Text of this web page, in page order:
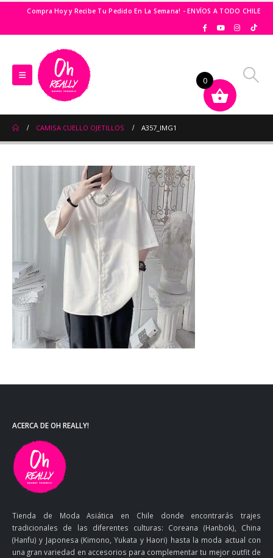
Compra Hoy y Recibe Tu Pedido En La Semana! - ENVÍOS A TODO CHILE
CAMISA CUELLO OJETILLOS A357_IMG1
ACERCA DE OH REALLY!
Tienda de Moda Asiática en Chile donde encontrarás trajes
tradicionales de las diferentes culturas: Coreana (Hanbok), China
(Hanfu) y Japonesa (Kimono, Yukata y Haori) hasta la moda actual con
una gran variedad en accesorios para complementar tu mejor outfit de
0